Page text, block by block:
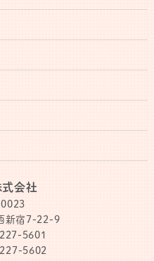
会社
新宿7-22-9
5601
5602